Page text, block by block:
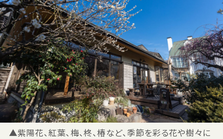
▲紫陽花、紅葉、梅、柊、椿など、季節を彩る花や樹々に